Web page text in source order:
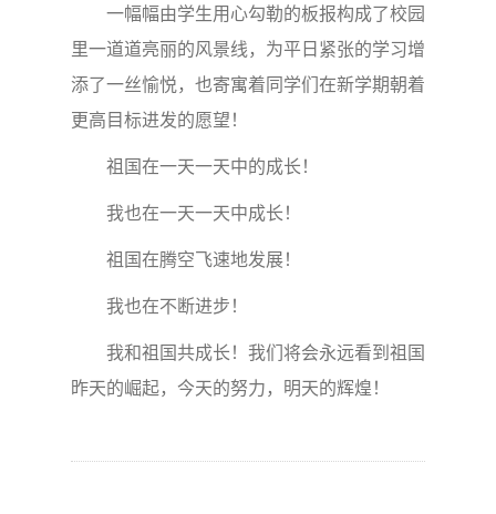
一幅幅由学生用心勾勒的板报构成了校园
里一道道亮丽的风景线，为平日紧张的学习增
添了一丝愉悦，也寄寓着同学们在新学期朝着
更高目标进发的愿望！
祖国在一天一天中的成长！
我也在一天一天中成长！
祖国在腾空飞速地发展！
我也在不断进步！
我和祖国共成长！我们将会永远看到祖国
昨天的崛起，今天的努力，明天的辉煌！